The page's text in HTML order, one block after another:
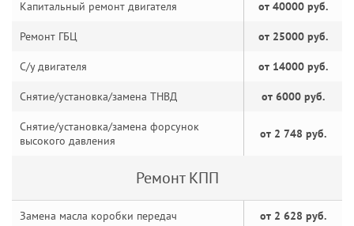
Капитальный ремонт двигателя от 40000 руб.
Ремонт ГБЦ от 25000 руб.
С/у двигателя от 14000 руб.
Снятие/установка/замена ТНВД от 6000 руб.
Снятие/установка/замена форсунок
высокого давления
от 2 748 руб.
Ремонт КПП
Замена масла коробки передач от 2 628 руб.